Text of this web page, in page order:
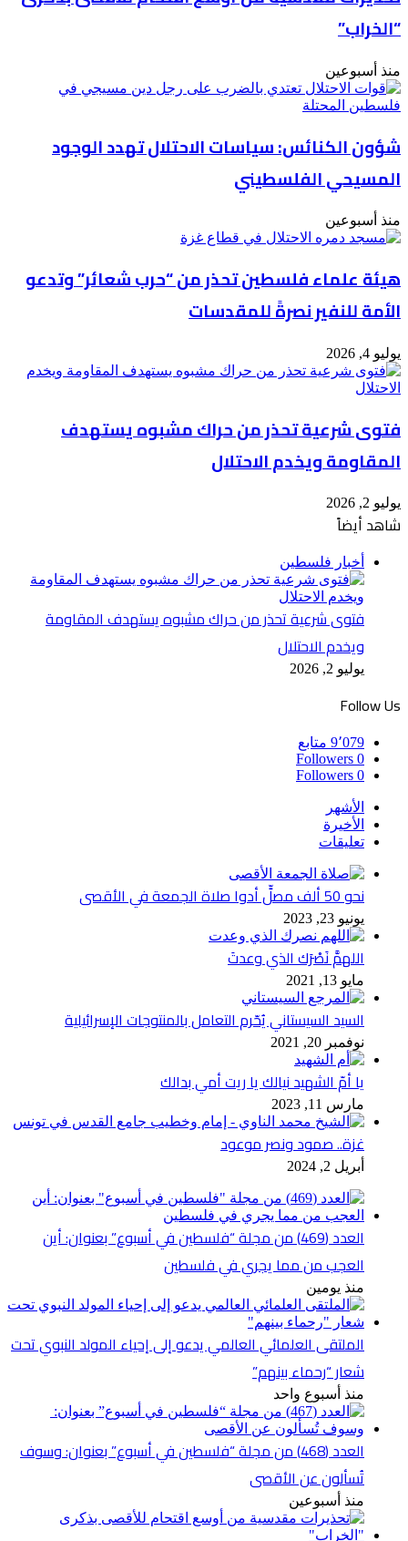
“الخراب”
منذ أسبوعين
شؤون الكنائس: سياسات الاحتلال تهدد الوجود
المسيحي الفلسطيني
منذ أسبوعين
هيئة علماء فلسطين تحذر من “حرب شعائر” وتدعو
الأمة للنفير نصرةً للمقدسات
يوليو 4, 2026
فتوى شرعية تحذر من حراك مشبوه يستهدف
المقاومة ويخدم الاحتلال
يوليو 2, 2026
شاهد أيضاً
أخبار فلسطين
فتوى شرعية تحذر من حراك مشبوه يستهدف المقاومة
ويخدم الاحتلال
يوليو 2, 2026
Follow Us
9٬079 متابع
0
Followers
0
Followers
الأشهر
الأخيرة
تعليقات
نحو 50 ألف مصلٍّ أدوا صلاة الجمعة في الأقصى
يونيو 23, 2023
اللهمَّ نَصْرَك الذي وعدتَ
مايو 13, 2021
السيد السيستاني يُحّرم التعامل بالمنتوجات الإسرائيلية
نوفمبر 20, 2021
يا أمّ الشهيد نيالك يا ريت أمي بدالك
مارس 11, 2023
غزة.. صمود ونصر موعود
أبريل 2, 2024
العدد (469) من مجلة “فلسطين في أسبوع” بعنوان: أين
العجب من مما يجري في فلسطين
منذ يومين
الملتقى العلمائي العالمي يدعو إلى إحياء المولد النبوي تحت
شعار “رحماء بينهم”
منذ أسبوع واحد
العدد (468) من مجلة “فلسطين في أسبوع” بعنوان: وسوف
تُسألون عن الأقصى
منذ أسبوعين